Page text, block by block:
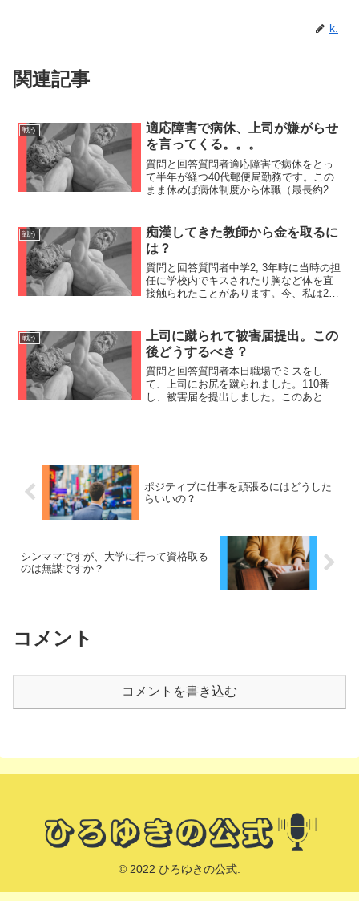
k.
関連記事
戦う
適応障害で病休、上司が嫌がらせ
を言ってくる。。。
質問と回答質問者適応障害で病休をとっ
て半年が経つ40代郵便局勤務です。この
まま休めば病休制度から休職（最長約2年
してるから部署異動での復帰はさせな
い、20年後に復帰でき...
戦う
痴漢してきた教師から金を取るに
は？
質問と回答質問者中学2, 3年時に当時の担
任に学校内でキスされたり胸など体を直
接触られたことがあります。今、私は21
きます。当時の証拠はLINEのトークなど
がありま...
戦う
上司に蹴られて被害届提出。この
後どうするべき？
質問と回答質問者本日職場でミスをし
て、上司にお尻を蹴られました。110番
し、被害届を提出しました。このあとは
ポジティブに仕事を頑張るにはどうした
らいいの？
シンママですが、大学に行って資格取る
のは無謀ですか？
コメント
コメントを書き込む
© 2022 ひろゆきの公式.